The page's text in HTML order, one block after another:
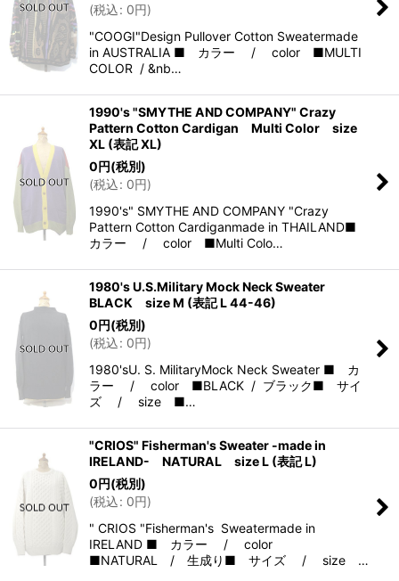
(税込: 0円)
"COOGI"Design Pullover Cotton Sweatermade
in AUSTRALIA ■ カラー / color ■MULTI
COLOR / &nb…
1990's "SMYTHE AND COMPANY" Crazy
Pattern Cotton Cardigan Multi Color size
XL (表記 XL)
0円(税別)
(税込: 0円)
1990's" SMYTHE AND COMPANY "Crazy
Pattern Cotton Cardiganmade in THAILAND■
カラー / color ■Multi Colo…
1980's U.S.Military Mock Neck Sweater
BLACK size M (表記 L 44-46)
0円(税別)
(税込: 0円)
1980'sU. S. MilitaryMock Neck Sweater ■ カ
ラー / color ■BLACK / ブラック■ サイ
ズ / size ■…
"CRIOS" Fisherman's Sweater -made in
IRELAND- NATURAL size L (表記 L)
0円(税別)
(税込: 0円)
" CRIOS "Fisherman's Sweatermade in
IRELAND ■ カラー / color
■NATURAL / 生成り■ サイズ / size …